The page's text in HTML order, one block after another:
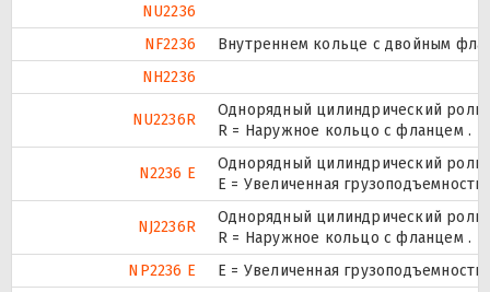
NU2236
NF2236
Внутреннем кольце с двойным
NH2236
NU2236R
Однорядный цилиндрический
R = Наружное кольцо с фланцем .
N2236 E
Однорядный цилиндрический
Е = Увеличенная грузоподъемность.
NJ2236R
Однорядный цилиндрический
R = Наружное кольцо с фланцем .
NP2236 E
Е = Увеличенная грузоподъемность.